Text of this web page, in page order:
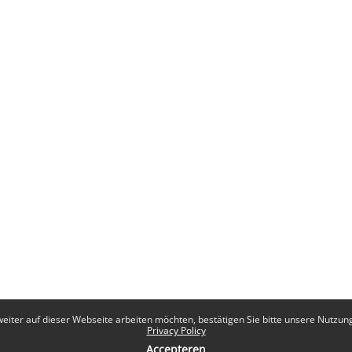
auf dieser Webseite arbeiten möchten, bestätigen Sie bitte unsere
Privacy Policy